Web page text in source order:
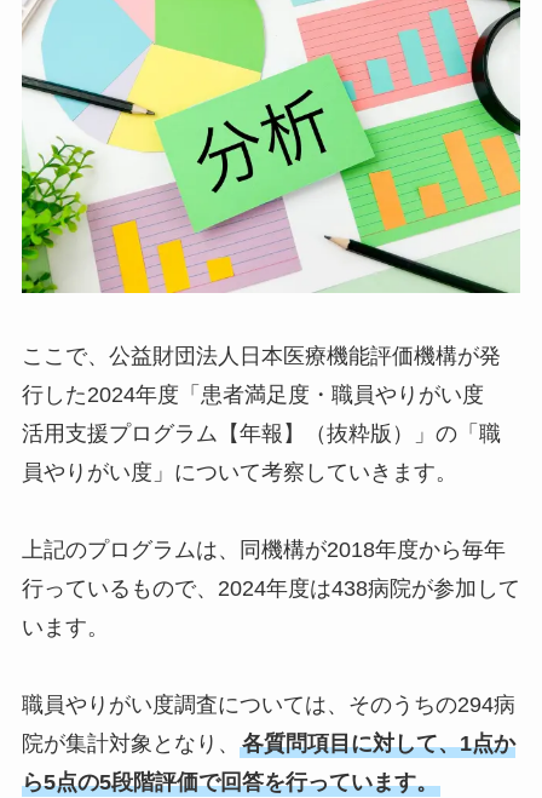
ここで、公益財団法人日本医療機能評価機構が発
行した2024年度「患者満足度・職員やりがい度
活用支援プログラム【年報】（抜粋版）」の「職
員やりがい度」について考察していきます。
上記のプログラムは、同機構が2018年度から毎年
行っているもので、2024年度は438病院が参加して
います。
職員やりがい度調査については、そのうちの294病
院が集計対象となり、 各質問項目に対して、1点か
ら5点の5段階評価で回答を行っています。